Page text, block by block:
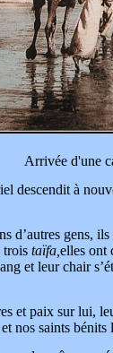
Arrivée d'une
à
d’autres gens, ils
trois taïfa, elles ont
et leur chair
et paix sur lui,
nos saints bénits